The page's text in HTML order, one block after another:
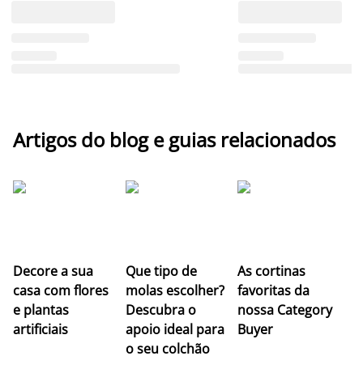
Artigos do blog e guias relacionados
Decore a sua
casa com flores
e plantas
artificiais
Que tipo de
molas escolher?
Descubra o
apoio ideal para
o seu colchão
As cortinas
favoritas da
nossa Category
Buyer